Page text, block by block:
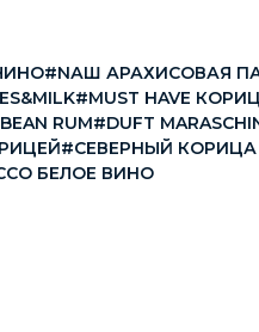
#NАШ АРАХИСОВАЯ
#MUST HAVE
RUM#DUFT
#СЕВЕРНЫЙ
БЕЛОЕ ВИНО